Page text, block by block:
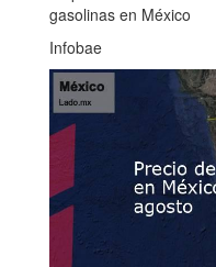
gasolinas en México
Infobae